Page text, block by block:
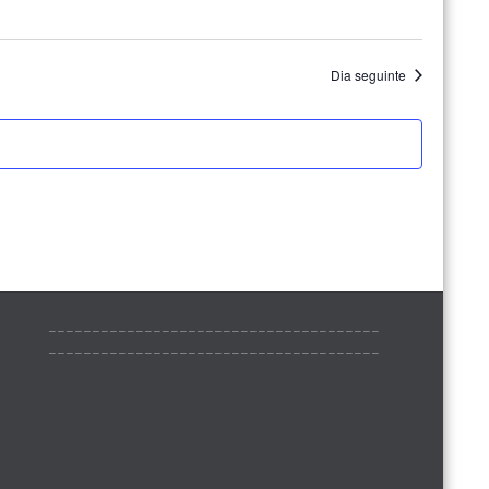
Dia seguinte